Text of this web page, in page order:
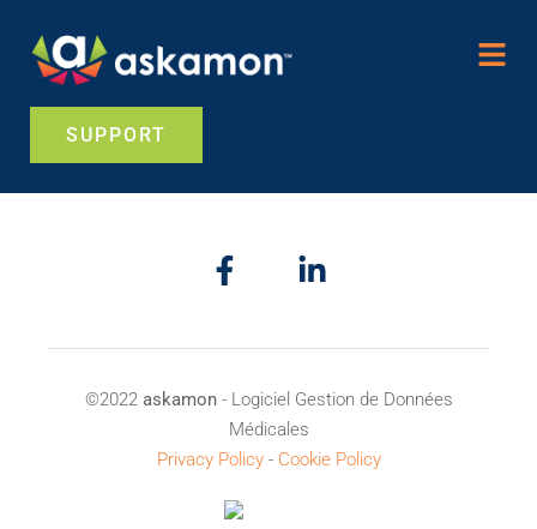
SUPPORT
©2022 askamon- Logiciel Gestion de Données
Médicales
Privacy Policy- Cookie Policy